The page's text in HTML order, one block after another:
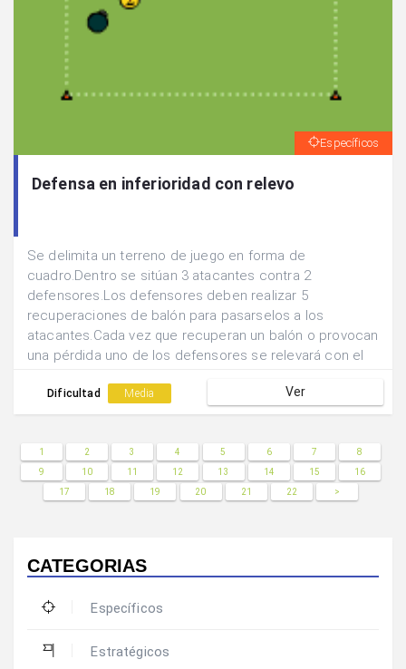
Específicos
Defensa en inferioridad con relevo
Se delimita un terreno de juego en forma de
cuadro.Dentro se sitúan 3 atacantes contra 2
defensores.Los defensores deben realizar 5
recuperaciones de balón para pasarselos a los
atacantes.Cada vez que recuperan un balón o provocan
una pérdida uno de los defensores se relevará con el
descansando.
Dificultad Media Ver
1 2 3 4 5 6 7
8
9
10 11 12 13 14 15
16
17
18 19 20 21 22 >
CATEGORIAS
Específicos
Estratégicos